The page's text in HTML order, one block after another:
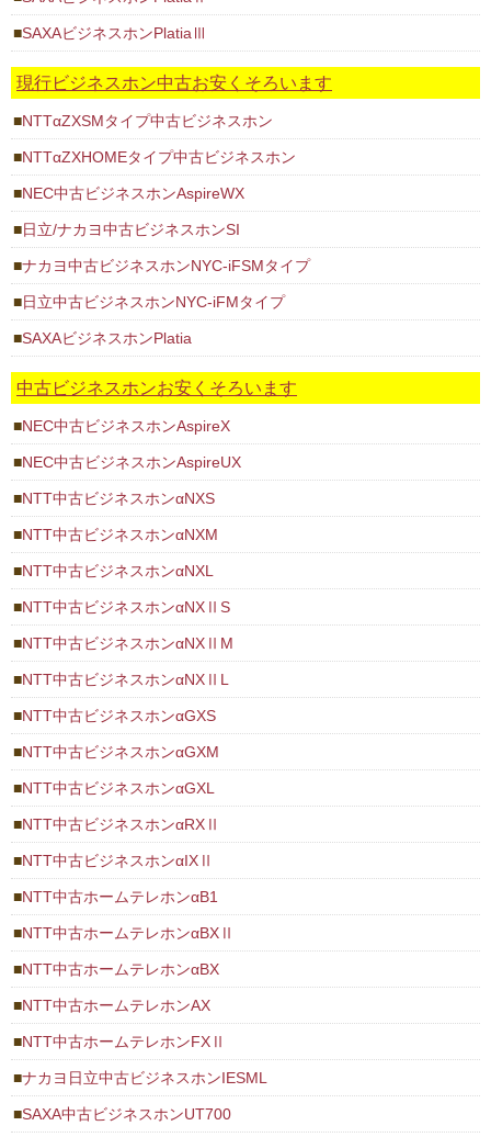
SAXAビジネスホンPlatiaⅢ
現行ビジネスホン中古お安くそろいます
NTTαZXSMタイプ中古ビジネスホン
NTTαZXHOMEタイプ中古ビジネスホン
NEC中古ビジネスホンAspireWX
日立/ナカヨ中古ビジネスホンSI
ナカヨ中古ビジネスホンNYC-iFSMタイプ
日立中古ビジネスホンNYC-iFMタイプ
SAXAビジネスホンPlatia
中古ビジネスホンお安くそろいます
NEC中古ビジネスホンAspireX
NEC中古ビジネスホンAspireUX
NTT中古ビジネスホンαNXS
NTT中古ビジネスホンαNXM
NTT中古ビジネスホンαNXL
NTT中古ビジネスホンαNXⅡS
NTT中古ビジネスホンαNXⅡM
NTT中古ビジネスホンαNXⅡL
NTT中古ビジネスホンαGXS
NTT中古ビジネスホンαGXM
NTT中古ビジネスホンαGXL
NTT中古ビジネスホンαRXⅡ
NTT中古ビジネスホンαIXⅡ
NTT中古ホームテレホンαB1
NTT中古ホームテレホンαBXⅡ
NTT中古ホームテレホンαBX
NTT中古ホームテレホンAX
NTT中古ホームテレホンFXⅡ
ナカヨ日立中古ビジネスホンIESML
SAXA中古ビジネスホンUT700